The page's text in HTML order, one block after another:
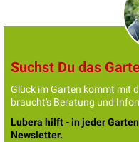
Suchst Du das
Glück im Garten kommt mit
braucht's Beratung und
Lubera hilft - in jeder
Newsletter.